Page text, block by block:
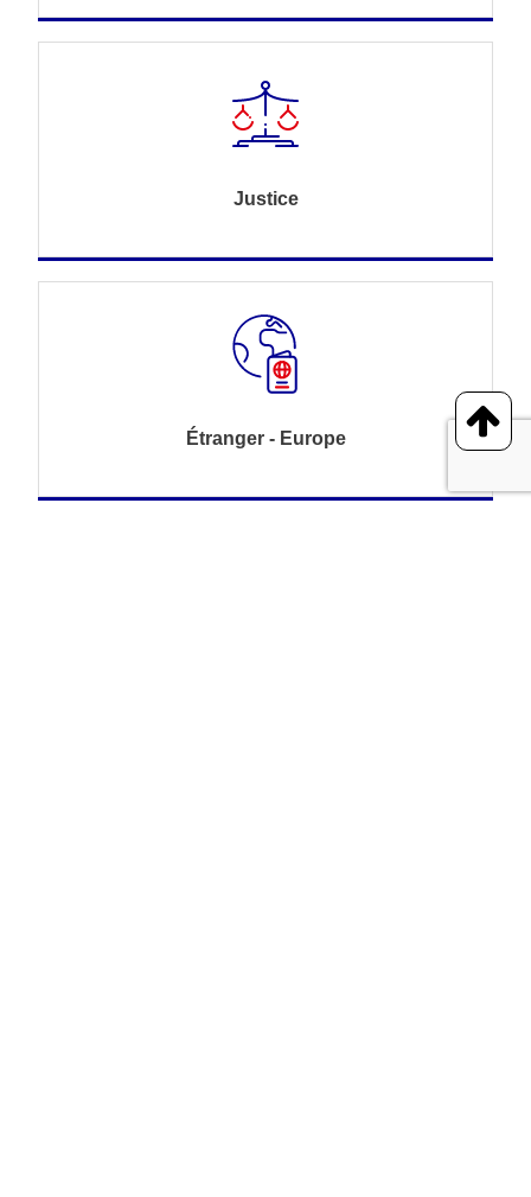
Justice
Étranger - Europe